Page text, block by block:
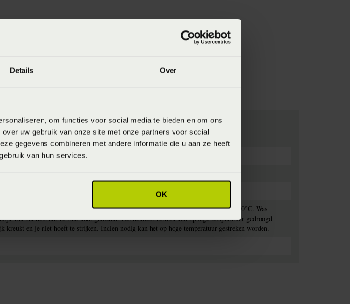
Details Over
om functies voor social media te bieden en om ons
uw gebruik van onze site met onze partners voor social
gegevens combineren met andere informatie die u aan ze heeft
van hun services.
OK
product in de winkel
te wassen op maximaal 40°C en dekbedovertrekken met lichte kleuren op maximaal 60°C. Was
van het dekbedovertrek kunt genieten. Het dekbedovertrek kan op lage temperatuur gedroogd
en je niet hoeft te strijken. Indien nodig kan het op hoge temperatuur gestreken worden.